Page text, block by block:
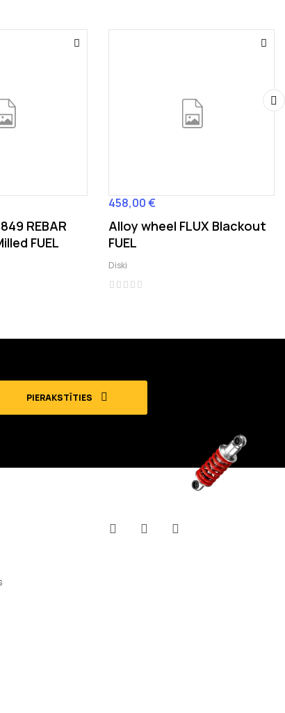
REBAR
FUEL
Cena
458,00 €
Alloy wheel FLUX Blackout
FUEL
Diski
PIERAKSTĪTIES
FacebookYouTube